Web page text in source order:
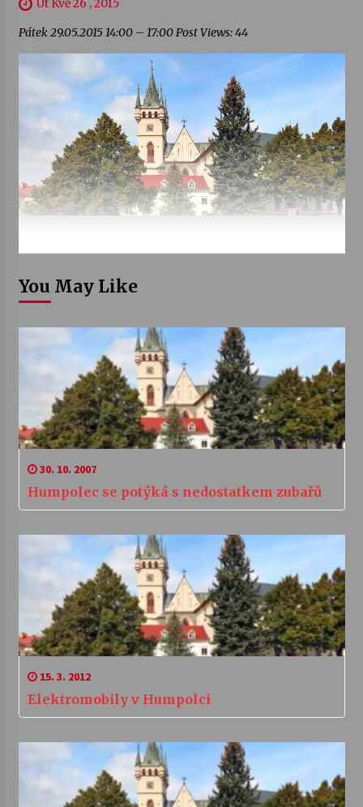
Út Kvě 26 , 2015
Pátek 29.05.2015 14:00 – 17:00 Post Views: 44
You May Like
30. 10. 2007
Humpolec se potýká s nedostatkem zubařů
15. 3. 2012
Elektromobily v Humpolci